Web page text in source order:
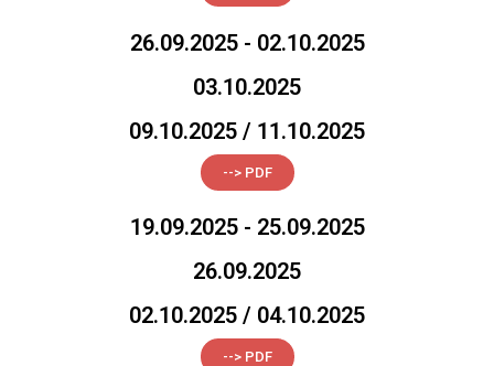
26.09.2025 - 02.10.2025
03.10.2025
09.10.2025 / 11.10.2025
--> PDF
19.09.2025 - 25.09.2025
26.09.2025
02.10.2025 / 04.10.2025
--> PDF